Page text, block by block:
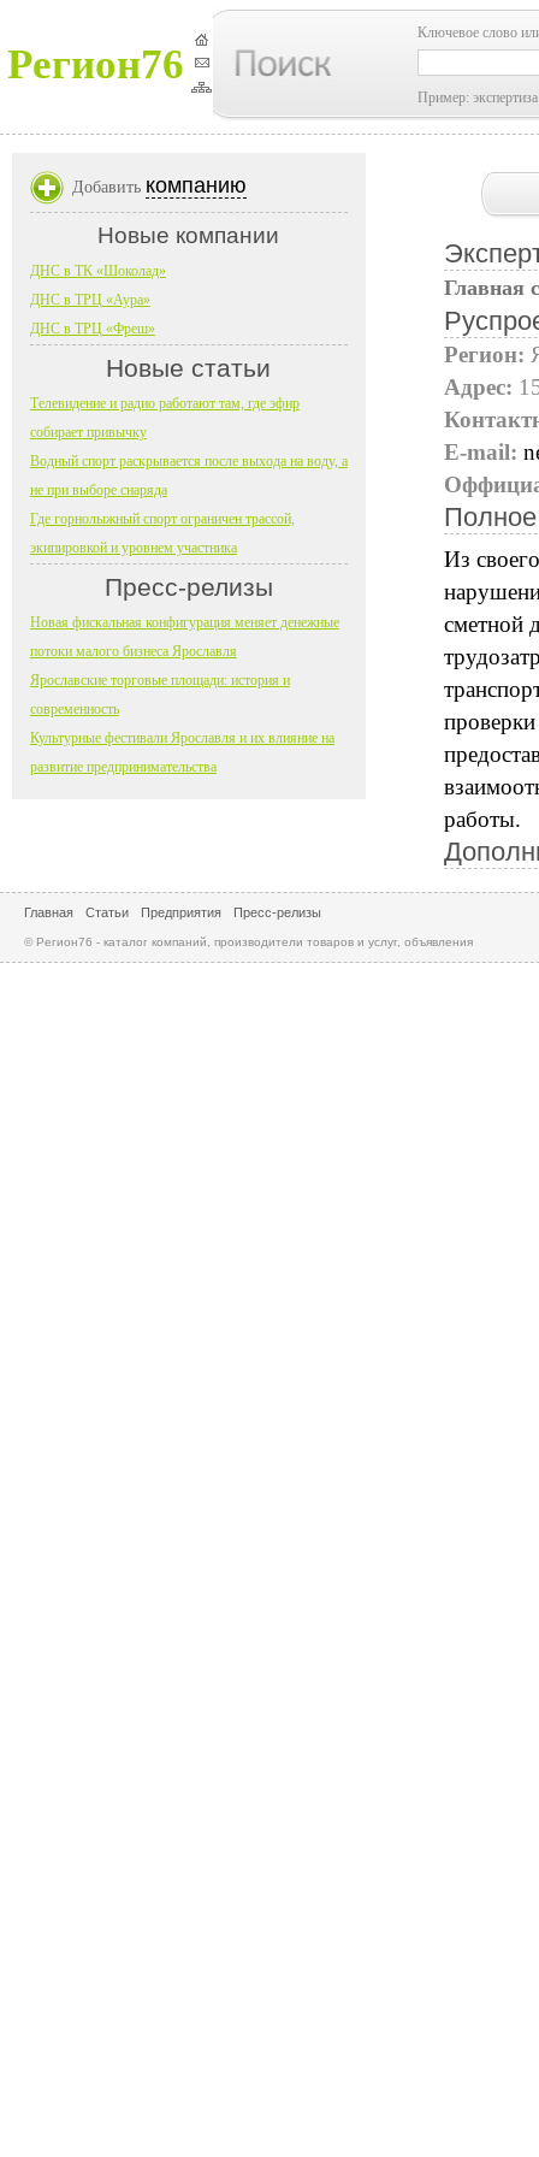
Регион76
Ключевое слово
Пример:
Главная
Регион:
Адрес:
E-mail:
Из
сметной
работы.
Добавить компанию
Новые компании
ДНС в ТК «Шоколад»
ДНС в ТРЦ «Аура»
ДНС в ТРЦ «Фреш»
Новые статьи
Телевидение и радио работают там, где эфир
собирает привычку
Водный спорт раскрывается после выхода на воду, а
не при выборе снаряда
Где горнолыжный спорт ограничен трассой,
экипировкой и уровнем участника
Пресс-релизы
Новая фискальная конфигурация меняет денежные
потоки малого бизнеса Ярославля
Ярославские торговые площади: история и
современность
Культурные фестивали Ярославля и их влияние на
развитие предпринимательства
Главная Статьи Предприятия Пресс-релизы
© Регион76 - каталог компаний, производители товаров и услуг, объявления